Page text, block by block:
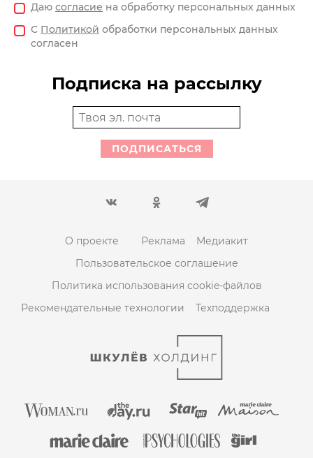
Даю согласие на обработку персональных данных
С Политикой обработки персональных данных
согласен
Подписка на рассылку
ПОДПИСАТЬСЯ
О проекте Реклама
Медиакит
Пользовательское соглашение
Политика использования cookie-файлов
Рекомендательные технологии
Техподдержка